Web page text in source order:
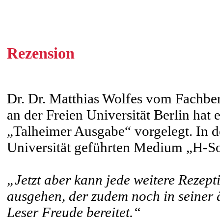
Rezension
Dr. Dr. Matthias Wolfes vom
an der Freien Universität Berlin hat
„Talheimer Ausgabe“ vorgelegt. In
Universität geführten Medium „H-
„Jetzt aber kann jede weitere
ausgehen, der zudem noch in seiner
Leser Freude bereitet.“